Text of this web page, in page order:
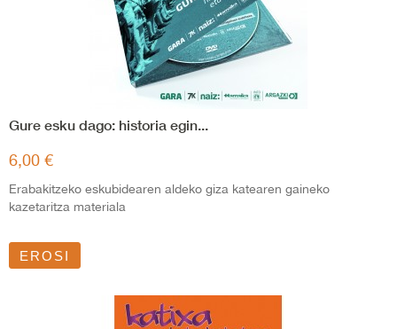
Gure esku dago: historia egin...
6,00 €
Erabakitzeko eskubidearen aldeko giza katearen gaineko
kazetaritza materiala
EROSI